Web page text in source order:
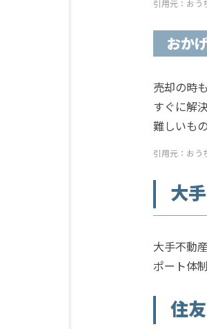
引用元：お
おか
売却の時
すぐに解
難しいも
引用元：お
大
大手不動
ポート体
住